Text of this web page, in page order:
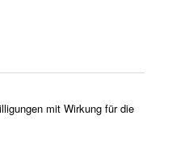
mit Wirkung für die